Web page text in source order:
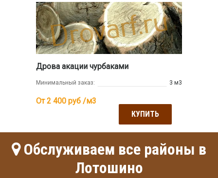
Дрова акации чурбаками
Минимальный заказ: 3 м3
От 2 400 руб /м3
КУПИТЬ
Обслуживаем все районы в
Лотошино